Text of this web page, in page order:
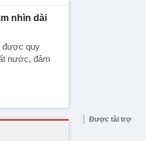
nhìn dài
được quy
nước, đảm
Được tài trợ